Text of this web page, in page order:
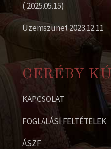
( 2025.05.15)
Üzemszünet 2023.12.11
GERÉBY
KAPCSOLAT
FOGLALÁSI FELTÉTELEK
ÁSZF